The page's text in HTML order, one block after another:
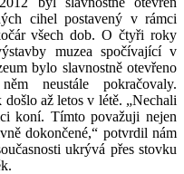
cihel postavený v rámci
všech dob. O čtyři roky
muzea spočívající v
bylo slavnostně otevřeno
neustále pokračovaly.
až letos v létě. „Nechali
koní. Tímto považuji nejen
dokončené,“ potvrdil nám
ukrývá přes stovku